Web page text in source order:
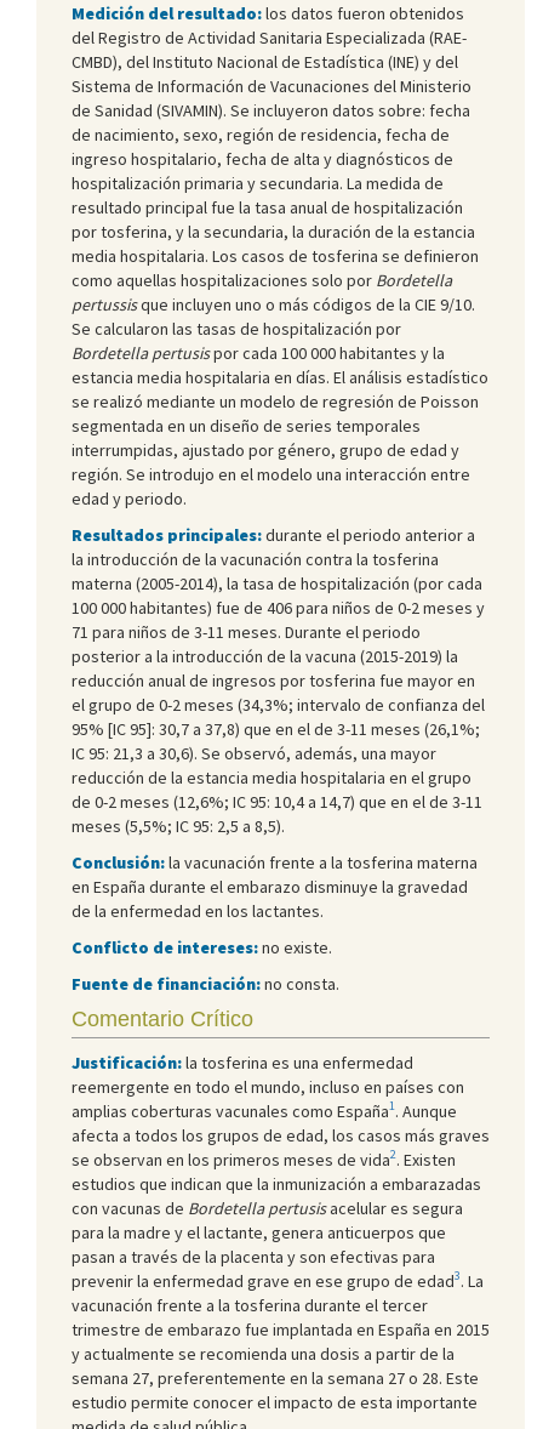
Medición del resultado:los datos fueron obtenidos
del Registro de Actividad Sanitaria Especializada (RAE-
CMBD), del Instituto Nacional de Estadística (INE) y del
Sistema de Información de Vacunaciones del Ministerio
de Sanidad (SIVAMIN). Se incluyeron datos sobre: fecha
de nacimiento, sexo, región de residencia, fecha de
ingreso hospitalario, fecha de alta y diagnósticos de
hospitalización primaria y secundaria. La medida de
resultado principal fue la tasa anual de hospitalización
por tosferina, y la secundaria, la duración de la estancia
media hospitalaria. Los casos de tosferina se definieron
como aquellas hospitalizaciones solo por Bordetella
pertussisque incluyen uno o más códigos de la CIE 9/10.
Se calcularon las tasas de hospitalización por
Bordetella pertusispor cada 100 000 habitantes y la
estancia media hospitalaria en días. El análisis estadístico
se realizó mediante un modelo de regresión de Poisson
segmentada en un diseño de series temporales
interrumpidas, ajustado por género, grupo de edad y
región. Se introdujo en el modelo una interacción entre
edad y periodo.
Resultados principales:durante el periodo anterior a
la introducción de la vacunación contra la tosferina
materna (2005-2014), la tasa de hospitalización (por cada
100 000 habitantes) fue de 406 para niños de 0-2 meses y
71 para niños de 3-11 meses. Durante el periodo
posterior a la introducción de la vacuna (2015-2019) la
reducción anual de ingresos por tosferina fue mayor en
el grupo de 0-2 meses (34,3%; intervalo de confianza del
95% [IC 95]: 30,7 a 37,8) que en el de 3-11 meses (26,1%;
IC 95: 21,3 a 30,6). Se observó, además, una mayor
reducción de la estancia media hospitalaria en el grupo
de 0-2 meses (12,6%; IC 95: 10,4 a 14,7) que en el de 3-11
meses (5,5%; IC 95: 2,5 a 8,5).
Conclusión:la vacunación frente a la tosferina materna
en España durante el embarazo disminuye la gravedad
de la enfermedad en los lactantes.
Conflicto de intereses:no existe.
Fuente de financiación:no consta.
Comentario Crítico
Justificación:la tosferina es una enfermedad
reemergente en todo el mundo, incluso en países con
amplias coberturas vacunales como España1. Aunque
afecta a todos los grupos de edad, los casos más graves
se observan en los primeros meses de vida2. Existen
estudios que indican que la inmunización a embarazadas
con vacunas de Bordetella pertusisacelular es segura
para la madre y el lactante, genera anticuerpos que
pasan a través de la placenta y son efectivas para
prevenir la enfermedad grave en ese grupo de edad3. La
vacunación frente a la tosferina durante el tercer
trimestre de embarazo fue implantada en España en 2015
y actualmente se recomienda una dosis a partir de la
semana 27, preferentemente en la semana 27 o 28. Este
estudio permite conocer el impacto de esta importante